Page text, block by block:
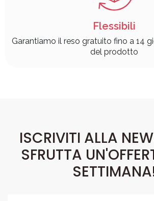
Flessibili
Garantiamo il reso gratuito fino a 14
del prodotto
ISCRIVITI ALLA
SFRUTTA